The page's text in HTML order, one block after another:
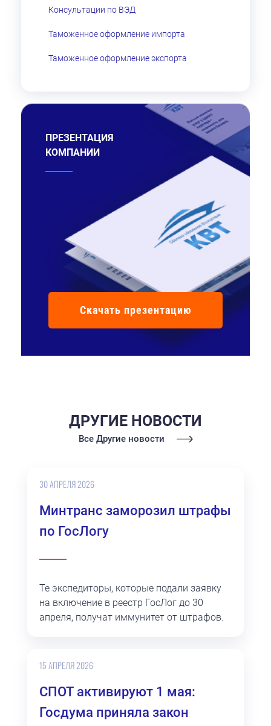
Консультации по ВЭД
Таможенное оформление импорта
Таможенное оформление экспорта
ПРЕЗЕНТАЦИЯ
КОМПАНИИ
Скачать презентацию
ДРУГИЕ НОВОСТИ
Все Другие новости
30 АПРЕЛЯ 2026
Минтранс заморозил штрафы
по ГосЛогу
Те экспедиторы, которые подали заявку
на включение в реестр ГосЛог до 30
апреля, получат иммунитет от штрафов.
15 АПРЕЛЯ 2026
СПОТ активируют 1 мая:
Госдума приняла закон